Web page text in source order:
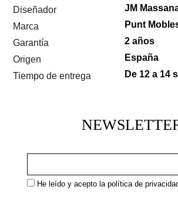
Diseñador
JM
Marca
Punt
Garantía
2 años
Origen
España
Tiempo de entrega
De 12 a 14
He leído y acepto lapolítica de